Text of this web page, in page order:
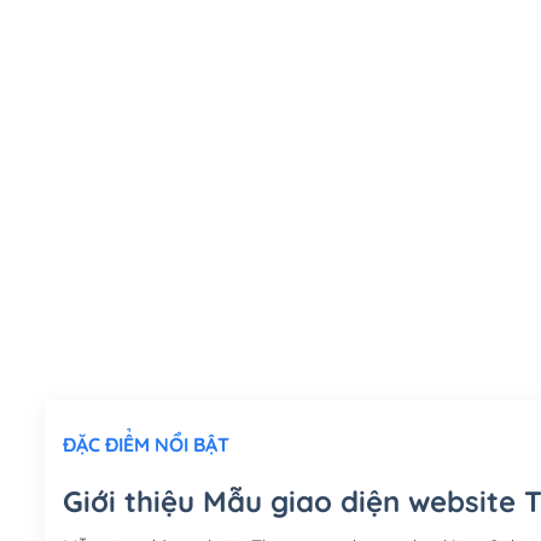
ĐẶC ĐIỂM NỔI BẬT
Giới thiệu Mẫu giao diện website